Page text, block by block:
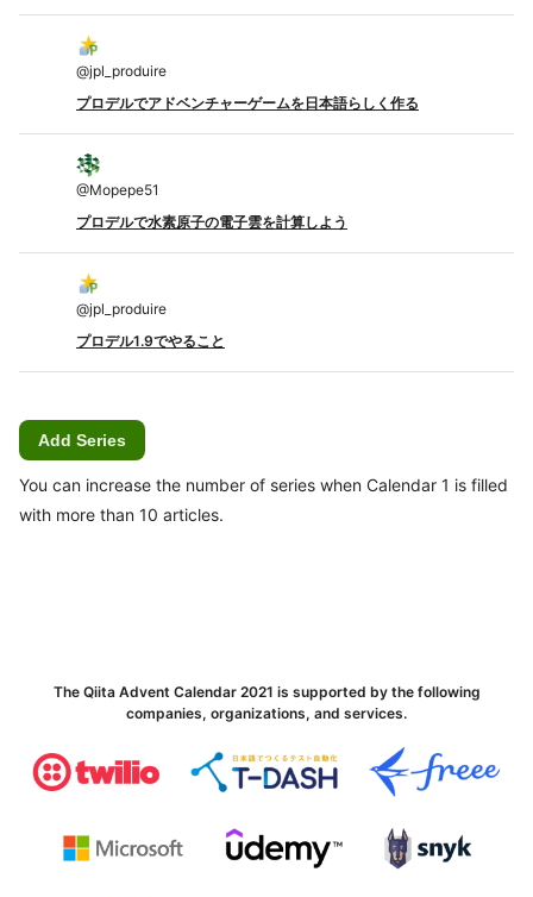
@jpl_produire
プロデルでアドベンチャーゲームを日本語らしく作る
@Mopepe51
プロデルで水素原子の電子雲を計算しよう
@jpl_produire
プロデル1.9でやること
Add Series
You can increase the number of series when Calendar 1 is filled
with more than 10 articles.
The Qiita Advent Calendar 2021 is supported by the following
companies, organizations, and services.